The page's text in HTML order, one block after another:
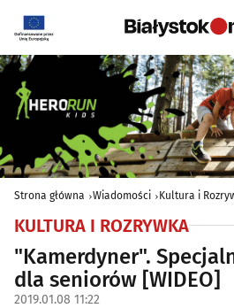
Strona główna Wiadomości Kultura i
KULTURA I ROZRYWKA
"Kamerdyner".
dla seniorów [WIDEO]
2019.01.08 11:22